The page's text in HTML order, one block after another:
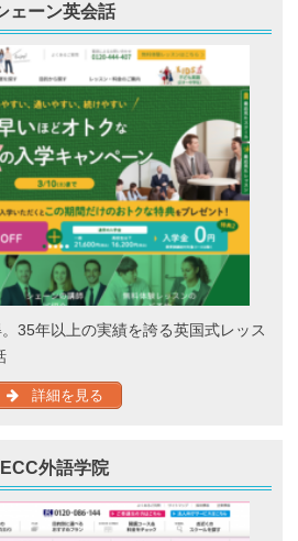
ェーン英会話
35年以上の実績を誇る英国式レッス
詳細を見る
ECC外語学院